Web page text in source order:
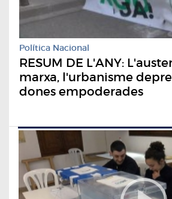
Política Nacional
RESUM DE L'ANY:
marxa, l'urbanisme
dones empoderades